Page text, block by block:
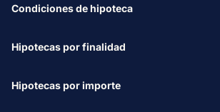
Condiciones de hipoteca
Hipotecas por finalidad
Hipotecas por importe